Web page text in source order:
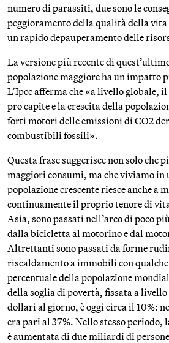
numero di parassiti, due sono le
peggioramento della qualità della vita
un rapido depauperamento delle
La versione più recente di
popolazione maggiore ha un impatto
L’Ipcc afferma che «a livello globale,
pro capite e la crescita della
forti motori delle emissioni di CO2
combustibili fossili».
Questa frase suggerisce non solo che
maggiori consumi, ma che viviamo in
popolazione crescente riesce anche a
continuamente il proprio tenore di
Asia, sono passati nell’arco di poco
dalla bicicletta al motorino e dal
Altrettanti sono passati da forme
riscaldamento a immobili con
percentuale della popolazione
della soglia di povertà, fissata a
dollari al giorno, è oggi circa il 10%:
era pari al 37%. Nello stesso periodo,
è aumentata di due miliardi di